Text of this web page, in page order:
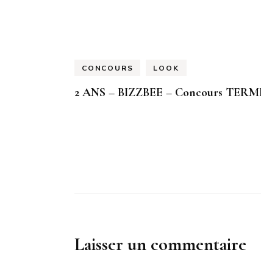
CONCOURS LOOK
2 ANS – BIZZBEE – Concours
Laisser un commentaire